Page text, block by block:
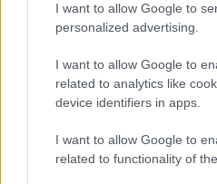
I want to allow Google to
personalized advertising.
I want to allow Google to
related to analytics like
device identifiers in apps.
I want to allow Google to
related to functionality of